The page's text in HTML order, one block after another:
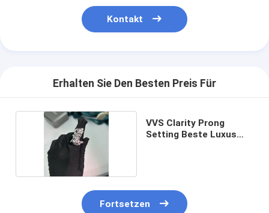
Kontakt
Erhalten Sie Den Besten Preis Für
VVS Clarity Prong
Setting Beste Luxus
Fortsetzen